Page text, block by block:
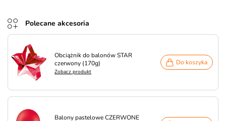
Polecane akcesoria
Obciążnik do balonów STAR
czerwony (170g)
Zobacz produkt
Do koszyka
Balony pastelowe CZERWONE